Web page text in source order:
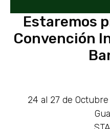
Estaremos
Convención
24 al 27 de